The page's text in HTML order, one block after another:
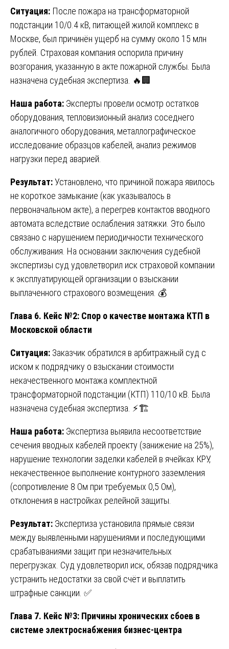
Ситуация: После пожара на трансформаторной
подстанции 10/0.4 кВ, питающей жилой комплекс в
Москве, был причинён ущерб на сумму около 15 млн
рублей. Страховая компания оспорила причину
возгорания, указанную в акте пожарной службы. Была
назначена судебная экспертиза. 🔥🏢
Наша работа: Эксперты провели осмотр остатков
оборудования, тепловизионный анализ соседнего
аналогичного оборудования, металлографическое
исследование образцов кабелей, анализ режимов
нагрузки перед аварией.
Результат:Установлено, что причиной пожара явилось
не короткое замыкание (как указывалось в
первоначальном акте), а перегрев контактов вводного
автомата вследствие ослабления затяжки. Это было
связано с нарушением периодичности технического
обслуживания. На основании заключения судебной
экспертизы суд удовлетворил иск страховой компании
к эксплуатирующей организации о взыскании
выплаченного страхового возмещения. 💰
Глава 6. Кейс №2: Спор о качестве монтажа КТП в
Московской области
Ситуация: Заказчик обратился в арбитражный суд с
иском к подрядчику о взыскании стоимости
некачественного монтажа комплектной
трансформаторной подстанции (КТП) 110/10 кВ. Была
назначена судебная экспертиза. ⚡🏗️
Наша работа: Экспертиза выявила несоответствие
сечения вводных кабелей проекту (занижение на 25%),
нарушение технологии заделки кабелей в ячейках КРУ,
некачественное выполнение контурного заземления
(сопротивление 8 Ом при требуемых 0,5 Ом),
отклонения в настройках релейной защиты.
Результат: Экспертиза установила прямые связи
между выявленными нарушениями и последующими
срабатываниями защит при незначительных
перегрузках. Суд удовлетворил иск, обязав подрядчика
устранить недостатки за свой счёт и выплатить
штрафные санкции. ✅
Глава 7. Кейс №3: Причины хронических сбоев в
системе электроснабжения бизнес-центра